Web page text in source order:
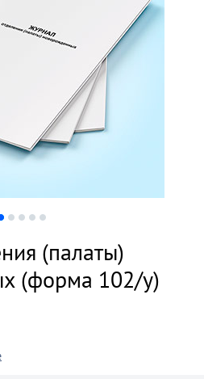
(палаты)
(форма 102/у)